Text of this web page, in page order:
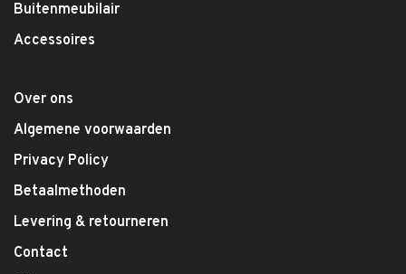
Buitenmeubilair
Accessoires
Over ons
Algemene voorwaarden
Privacy Policy
Betaalmethoden
Levering & retourneren
Contact